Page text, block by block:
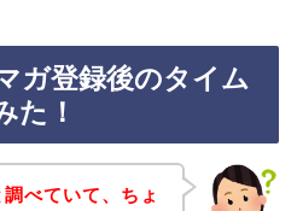
ガ登録後のタイム
た！
べていて、ちょ